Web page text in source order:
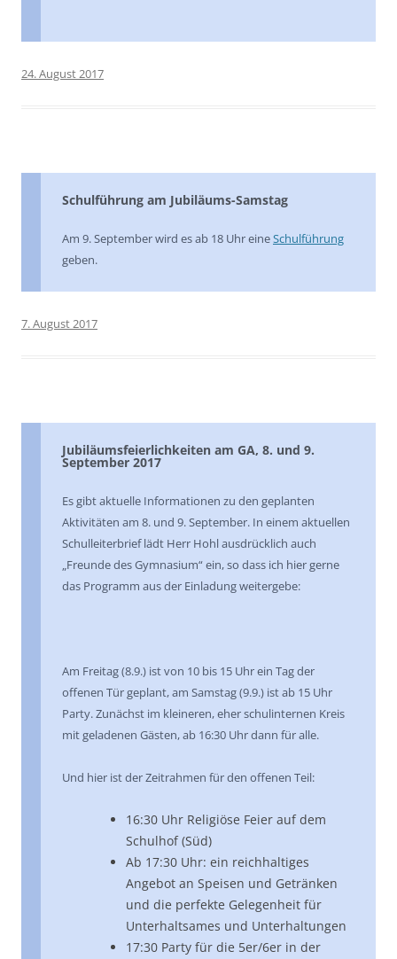
24. August 2017
Schulführung am Jubiläums-Samstag
Am 9. September wird es ab 18 Uhr eineSchulführung
geben.
7. August 2017
Jubiläumsfeierlichkeiten am GA, 8. und 9.
September 2017
Es gibt aktuelle Informationen zu den geplanten
Aktivitäten am 8. und 9. September. In einem aktuellen
Schulleiterbrief lädt Herr Hohl ausdrücklich auch
„Freunde des Gymnasium“ ein, so dass ich hier gerne
das Programm aus der Einladung weitergebe:
Am Freitag (8.9.) ist von 10 bis 15 Uhr ein Tag der
offenen Tür geplant, am Samstag (9.9.) ist ab 15 Uhr
Party. Zunächst im kleineren, eher schulinternen Kreis
mit geladenen Gästen, ab 16:30 Uhr dann für alle.
Und hier ist der Zeitrahmen für den offenen Teil:
16:30 Uhr Religiöse Feier auf dem
Schulhof (Süd)
Ab 17:30 Uhr: ein reichhaltiges
Angebot an Speisen und Getränken
und die perfekte Gelegenheit für
Unterhaltsames und Unterhaltungen
17:30 Party für die 5er/6er in der